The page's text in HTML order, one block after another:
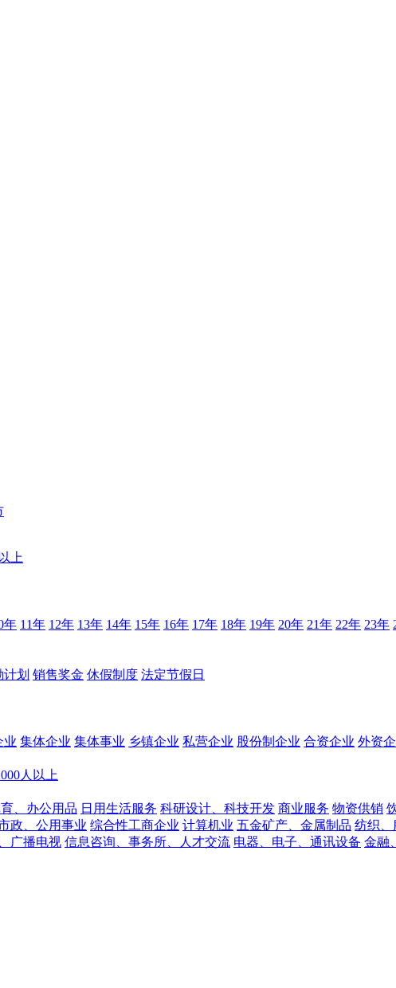
上
年 11年 12年 13年 14年 15年 16年 17年 18年 19年 20年 21年 22年 23年
划 销售奖金 休假制度 法定节假日
业 集体企业 集体事业 乡镇企业 私营企业 股份制企业 合资企业 外资
人以上
、办公用品 日用生活服务 科研设计、科技开发 商业服务 物资供销
政、公用事业 综合性工商企业 计算机业 五金矿产、金属制品 纺织、
广播电视 信息咨询、事务所、人才交流 电器、电子、通讯设备 金融